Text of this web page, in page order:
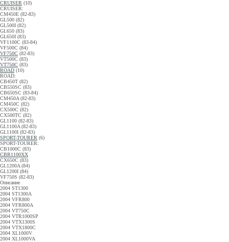
CRUISER (10)
CRUISER:
CM450E (82-83)
GL500 (82)
GL500I (82)
GL650 (83)
GL650I (83)
VF1100C (83-84)
VF500C (84)
VF750C (82-83)
VT500C (83)
VT750C (83)
ROAD (10)
ROAD:
CB450T (82)
CB550SC (83)
CB650SC (83-84)
CM450A (82-83)
CM450C (82)
CX500C (82)
CX500TC (82)
GL1100 (82-83)
GL1100A (82-83)
GL1100I (82-83)
SPORT-TOURER (6)
SPORT-TOURER:
CB1000C (83)
CBR1100XX
CX650C (83)
GL1200A (84)
GL1200I (84)
VF750S (82-83)
Описание
2004 ST1300
2004 ST1300A
2004 VFR800
2004 VFR800A
2004 VT750C
2004 VTR1000SP
2004 VTX1300S
2004 VTX1800C
2004 XL1000V
2004 XL1000VA